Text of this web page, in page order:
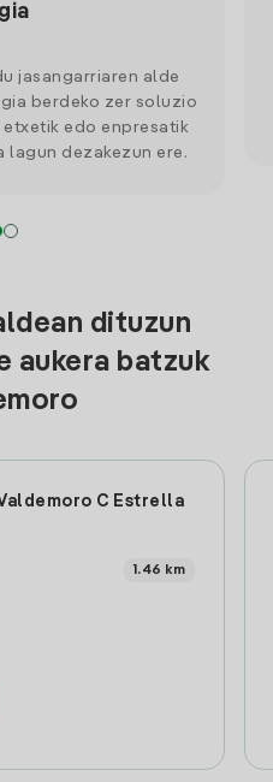
jasangarriaren alde
berdeko zer soluzio
edo enpresatik
lagun dezakezun ere.
dituzun
aukera batzuk
C Estrella
1.46 km